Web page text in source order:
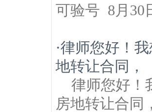
可验号 8月30
·律师您好！
地转让合同，
律师您好！
房地转让合同